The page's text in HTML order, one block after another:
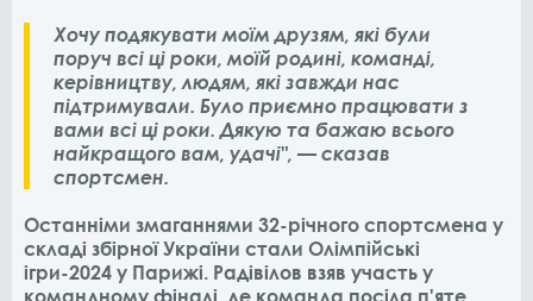
Хочу подякувати моїм друзям, які були
поруч всі ці роки, моїй родині, команді,
керівництву, людям, які завжди нас
підтримували. Було приємно працювати з
вами всі ці роки. Дякую та бажаю всього
найкращого вам, удачі", — сказав
спортсмен.
Останніми змаганнями 32-річного спортсмена у
складі збірної України стали Олімпійські
ігри-2024 у Парижі. Радівілов взяв участь у
командному фіналі, де команда посіла п'яте